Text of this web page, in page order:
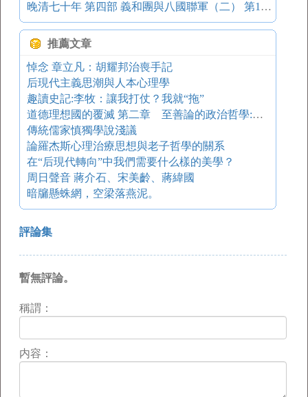
晚清七十年 第四部 義和團與八國聯軍（二） 第1章傳教、信教、吃教、反教形形色色平議
推薦文章
悼念 章立凡：胡耀邦治喪手記
后現代主義思潮與人本心理學
趣讀史記:李牧：讓我打仗？我就“拖”
道德理想國的覆滅 第二章 至善論的政治哲學:自由之浮現 三、至善論與英國政治學說
傳統儒家慎獨學說淺議
論羅杰斯心理治療思想與老子哲學的關系
在“后現代轉向”中我們需要什么樣的美學？
周日聲音 蔣介石、宋美齡、蔣緯國
暗牖懸蛛網，空梁落燕泥。
評論集
暫無評論。
稱謂：
内容：